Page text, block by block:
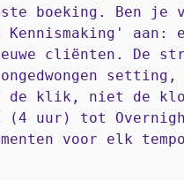
boeking. Ben
aan:
cliënten. De
de klik, niet de
(4 uur) tot
voor elk